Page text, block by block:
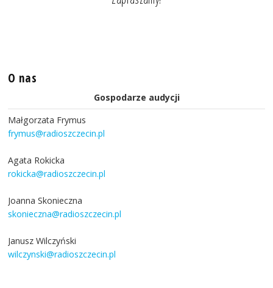
O nas
Gospodarze audycji
Małgorzata Frymus
frymus@radioszczecin.pl
Agata Rokicka
rokicka@radioszczecin.pl
Joanna Skonieczna
skonieczna@radioszczecin.pl
Janusz Wilczyński
wilczynski@radioszczecin.pl